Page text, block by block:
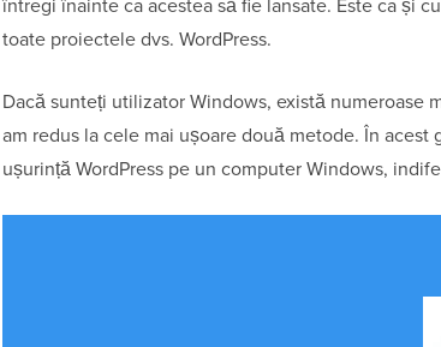
întregi înainte ca acestea să fie lansate. Este ca și
toate proiectele dvs. WordPress.
Dacă sunteți utilizator Windows, există numeroase
am redus la cele mai ușoare două metode. În acest
ușurință WordPress pe un computer Windows,